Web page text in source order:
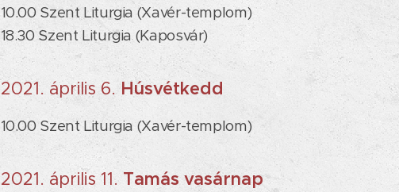
10.00 Szent Liturgia (Xavér-templom)
18.30 Szent Liturgia (Kaposvár)
2021. április 6. Húsvétkedd
10.00 Szent Liturgia (Xavér-templom)
2021. április 11. Tamás vasárnap